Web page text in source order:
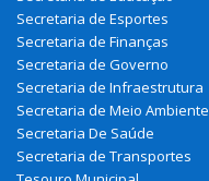
Secretaria de Esportes
Secretaria de Finanças
Secretaria de Governo
Secretaria de Infraestrutura
Secretaria de Meio Ambiente
Secretaria De Saúde
Secretaria de Transportes